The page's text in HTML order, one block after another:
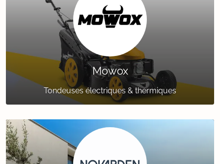
Mowox
Tondeuses électriques & thermiques